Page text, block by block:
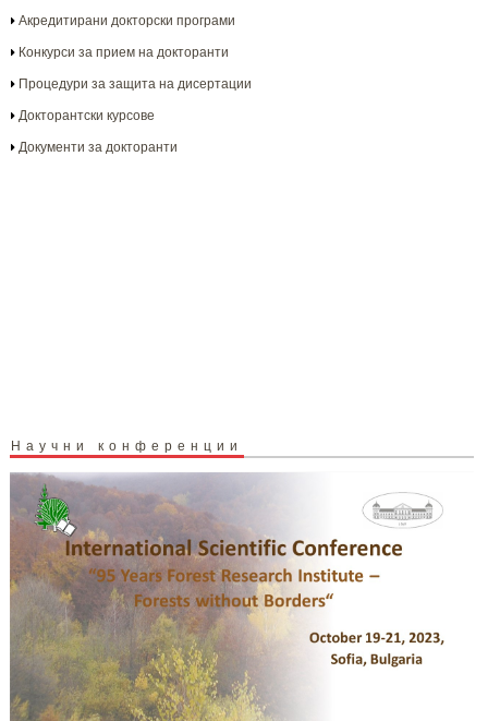
Акредитирани докторски програми
Конкурси за прием на докторанти
Процедури за защита на дисертации
Докторантски курсове
Документи за докторанти
Научни конференции